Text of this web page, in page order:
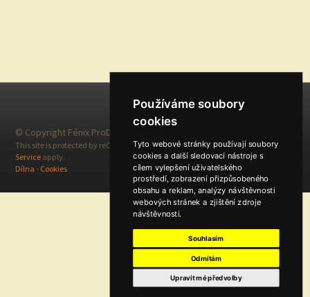
Používáme soubory
cookies
Tyto webové stránky používají soubory
cookies a další sledovací nástroje s
cílem vylepšení uživatelského
prostředí, zobrazení přizpůsobeného
obsahu a reklam, analýzy návštěvnosti
webových stránek a zjištění zdroje
návštěvnosti.
Souhlasím
Odmítám
Upravit mé předvolby
© Copyright Fénix ProDabing 2026
This site is protected by reCAPTCHA and the GooglePrivacy PolicyandTerms of
Service apply.
Dílna - Cookies